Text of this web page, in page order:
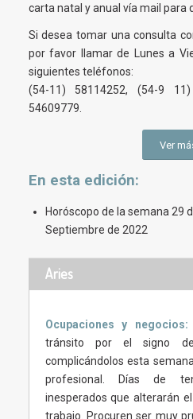
carta natal y anual vía mail para
Si desea tomar una consulta
por favor llamar de Lunes a
siguientes teléfonos:
(54-11) 58114252, (54-9
54609779.
Ver
En esta edición:
Horóscopo de la semana 29
Septiembre de 2022
Aries
Ocupaciones y negocios:
tránsito por el signo
complicándolos esta
profesional. Días de
inesperados que alterarán
trabajo. Procuren ser muy